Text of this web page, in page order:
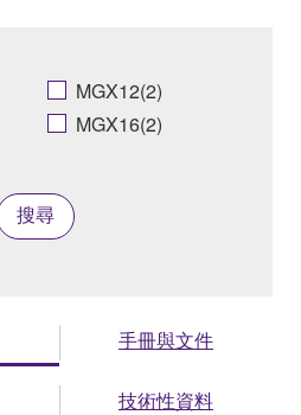
MGX12(2)
MGX16(2)
搜尋
手冊與文件
技術性資料